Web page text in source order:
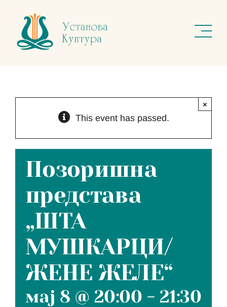
content
This event has passed.
×
Позоришна
представа
„ШТА
МУШКАРЦИ/
ЖЕНЕ ЖЕЛЕ“
мај 8 @ 20:00 - 21:30